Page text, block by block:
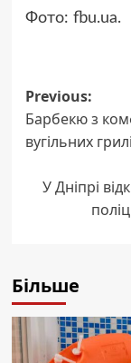
Фото: fbu.ua.
Post
Previous:
Барбекю з
вугільних
У Дніпрі
Більше